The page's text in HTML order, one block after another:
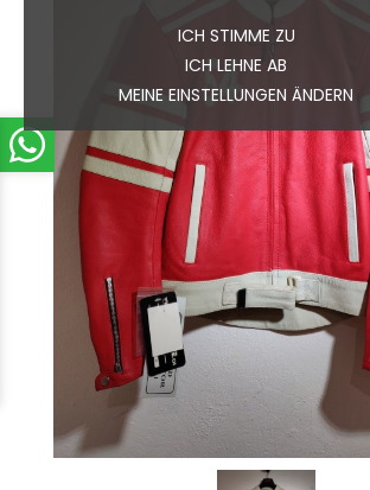
ICH STIMME ZU
ICH LEHNE AB
MEINE EINSTELLUNGEN ÄNDERN